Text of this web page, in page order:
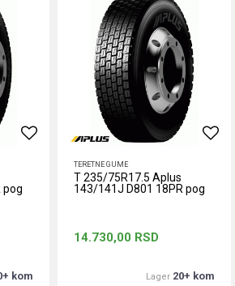
pog
kom
TERETNE GUME
T 235/75R17.5 Aplus
143/141J D801 18PR pog
14.730,00 RSD
Lager 20+ kom